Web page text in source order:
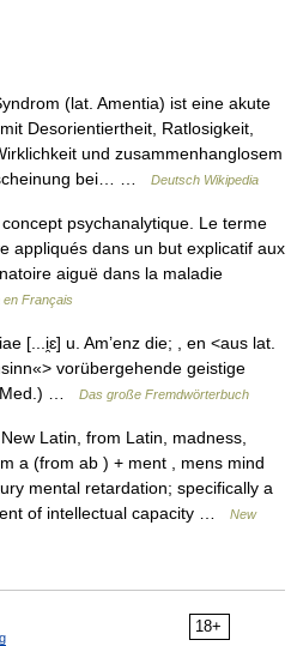
(lat. Amentia) ist eine akute
Desorientiertheit, Ratlosigkeit,
und zusammenhanglosem
bei… …
Deutsch Wikipedia
psychanalytique. Le terme
appliqués dans un but explicatif aux
aiguë dans la maladie
en Français
[...i̯ɛ] u. Am’enz die; , en <aus lat.
vorübergehende geistige
…
Das große Fremdwörterbuch
Latin, from Latin, madness,
a (from ab ) + ment , mens mind
mental retardation; specifically a
of intellectual capacity …
New
18+